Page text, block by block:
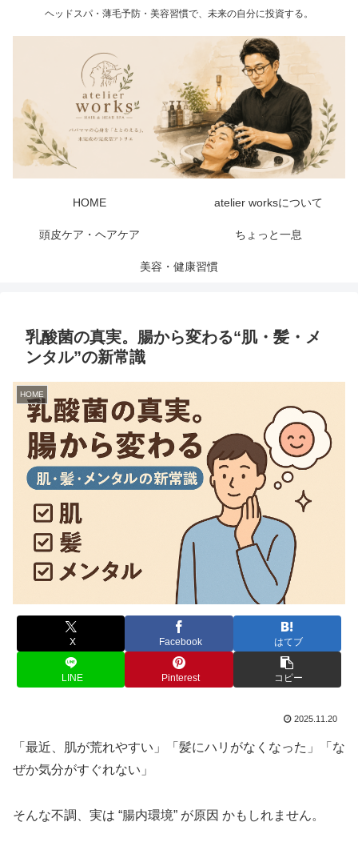
ヘッドスパ・薄毛予防・美容習慣で、未来の自分に投資する。
HOME atelier worksについて
頭皮ケア・ヘアケア ちょっと一息
美容・健康習慣
乳酸菌の真実。腸から変わる“肌・髪・メ
ンタル”の新常識
HOME
X Facebook はてブ
LINE Pinterest コピー
2025.11.20
「最近、肌が荒れやすい」「髪にハリがなくなった」「な
ぜか気分がすぐれない」
そんな不調、実は “腸内環境” が原因 かもしれません。